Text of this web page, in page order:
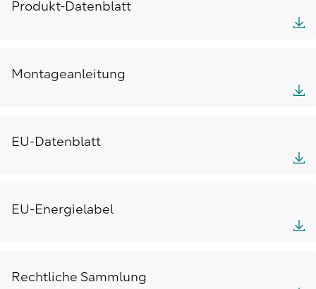
Produkt-Datenblatt
Montageanleitung
EU-Datenblatt
EU-Energielabel
Rechtliche Sammlung